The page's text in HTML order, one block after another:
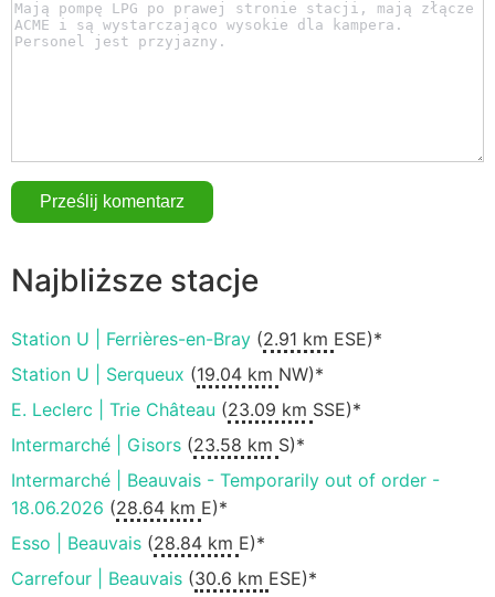
Najbliższe stacje
Station U | Ferrières-en-Bray (2.91 km ESE)*
Station U | Serqueux (19.04 km NW)*
E. Leclerc | Trie Château (23.09 km SSE)*
Intermarché | Gisors (23.58 km S)*
Intermarché | Beauvais - Temporarily out of order -
18.06.2026 (28.64 km E)*
Esso | Beauvais (28.84 km E)*
Carrefour | Beauvais (30.6 km ESE)*